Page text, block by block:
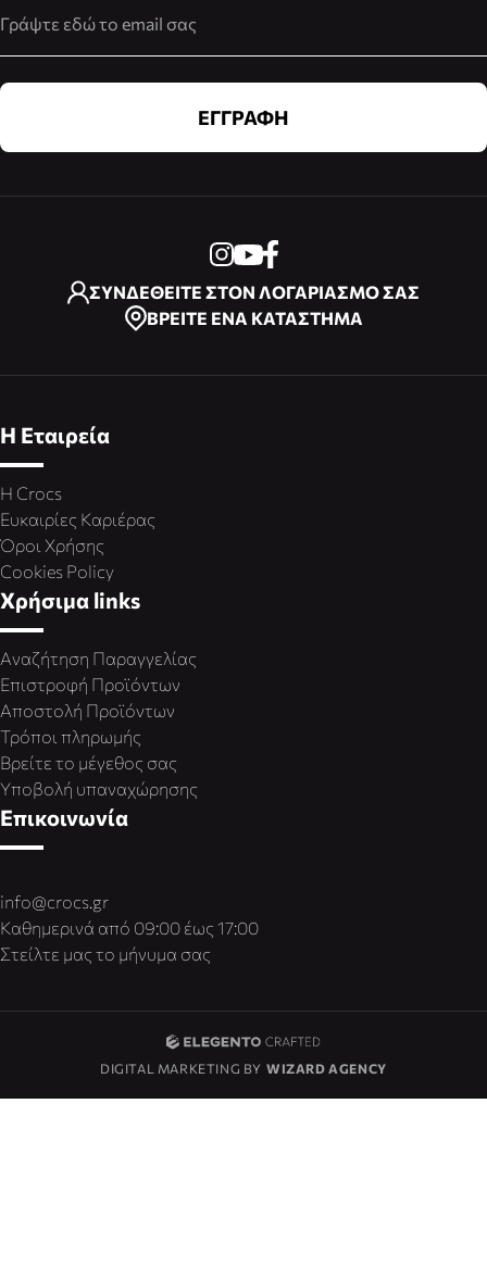
ΕΓΓΡΑΦΗ
ΣΥΝΔΕΘΕΙΤΕ ΣΤΟΝ ΛΟΓΑΡΙΑΣΜΟ ΣΑΣ
ΒΡΕΙΤΕ ΕΝΑ ΚΑΤΑΣΤΗΜΑ
Η Εταιρεία
Η Crocs
Ευκαιρίες Καριέρας
Όροι Χρήσης
Cookies Policy
Χρήσιμα links
Αναζήτηση Παραγγελίας
Επιστροφή Προϊόντων
Αποστολή Προϊόντων
Τρόποι πληρωμής
Βρείτε το μέγεθος σας
Υποβολή υπαναχώρησης
Επικοινωνία
info@crocs.gr
Καθημερινά από 09:00 έως 17:00
Στείλτε μας το μήνυμα σας
DIGITAL MARKETING BY WIZARD AGENCY